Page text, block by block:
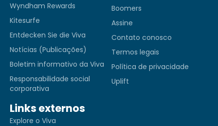
Wyndham Rewards
Kitesurfe
Entdecken Sie die Viva
Notícias (Publicações)
Boletim informativo da Viva
Responsabilidade social
corporativa
Boomers
Assine
Contato conosco
Termos legais
Política de privacidade
Uplift
Links externos
Explore o Viva